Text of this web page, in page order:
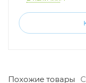
Похожие товары